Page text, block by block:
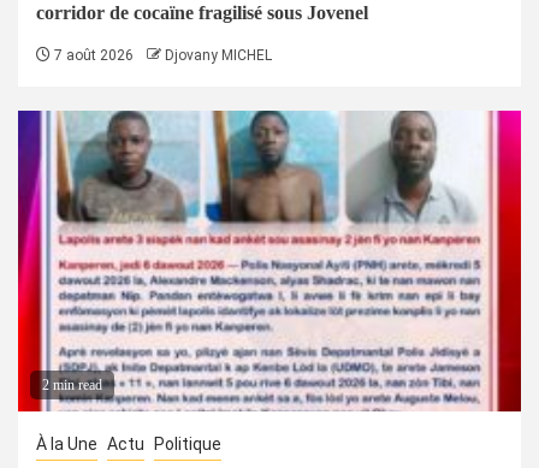
corridor de cocaïne fragilisé sous Jovenel
7 août 2026 Djovany MICHEL
2 min read
À la Une Actu Politique